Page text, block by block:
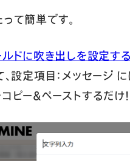
て簡単です。
ルドに吹き出しを設定する
、設定項目：メッセー
ピー＆ペーストするだけ